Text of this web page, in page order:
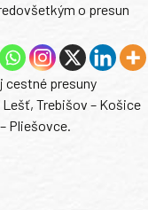
o presun
cestné presuny
Lešť, Trebišov – Košice
Pliešovce.